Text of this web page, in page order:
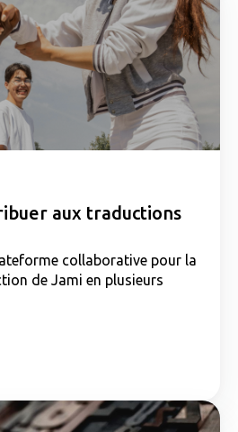
aux traductions
collaborative pour la
de Jami en plusieurs